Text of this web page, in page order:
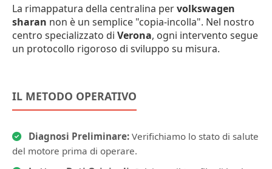
La rimappatura della centralina pervolkswagen
sharan non è un semplice "copia-incolla". Nel nostro
centro specializzato di Verona, ogni intervento segue
un protocollo rigoroso di sviluppo su misura.
IL METODO OPERATIVO
Diagnosi Preliminare: Verifichiamo lo stato di salute
del motore prima di operare.